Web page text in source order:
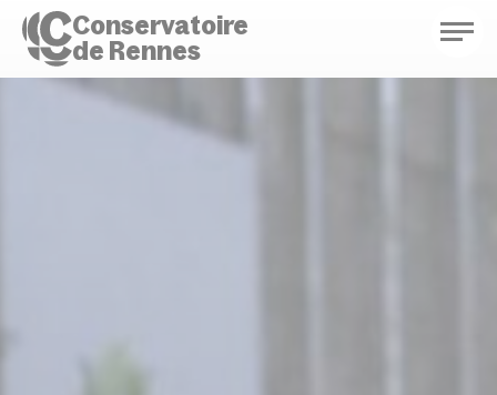
Conservatoire
de Rennes
Conservatoire de Rennes